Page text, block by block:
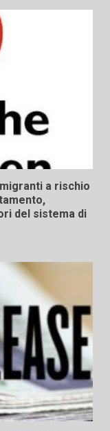
a rischio
del sistema di